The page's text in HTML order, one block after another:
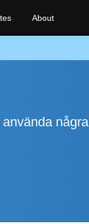
About
några